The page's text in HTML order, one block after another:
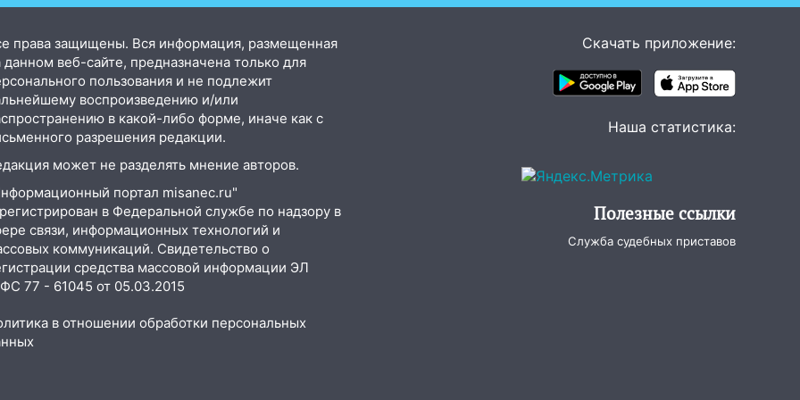
права защищены. Вся информация, размещенная
данном веб-сайте, предназначена только для
пользования и не подлежит
воспроизведению и/или
в какой-либо форме, иначе как с
разрешения редакции.
может не разделять мнение авторов.
портал misanec.ru"
в Федеральной службе по надзору в
связи, информационных технологий и
коммуникаций. Свидетельство о
средства массовой информации ЭЛ
77 - 61045 от 05.03.2015
в отношении обработки персональных
Скачать приложение:
Наша статистика:
Полезные ссылки
Служба судебных приставов